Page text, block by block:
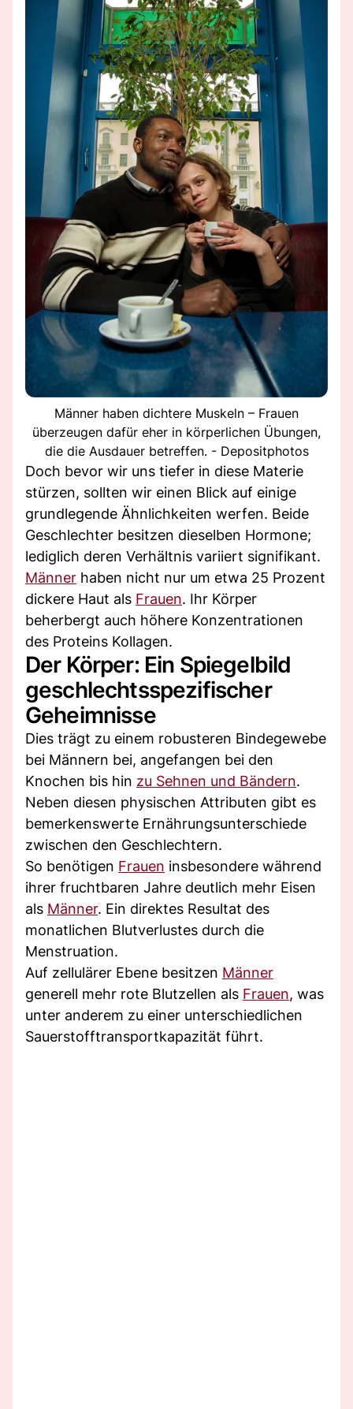
Männer haben dichtere Muskeln – Frauen
überzeugen dafür eher in körperlichen Übungen,
die die Ausdauer betreffen. - Depositphotos
Doch bevor wir uns tiefer in diese Materie
stürzen, sollten wir einen Blick auf einige
grundlegende Ähnlichkeiten werfen. Beide
Geschlechter besitzen dieselben Hormone;
lediglich deren Verhältnis variiert signifikant.
Männer haben nicht nur um etwa 25 Prozent
dickere Haut als Frauen. Ihr Körper
beherbergt auch höhere Konzentrationen
des Proteins Kollagen.
Der Körper: Ein Spiegelbild
geschlechtsspezifischer
Geheimnisse
Dies trägt zu einem robusteren Bindegewebe
bei Männern bei, angefangen bei den
Knochen bis hin zu Sehnen und Bändern.
Neben diesen physischen Attributen gibt es
bemerkenswerte Ernährungsunterschiede
zwischen den Geschlechtern.
So benötigen Frauen insbesondere während
ihrer fruchtbaren Jahre deutlich mehr Eisen
als Männer. Ein direktes Resultat des
monatlichen Blutverlustes durch die
Menstruation.
Auf zellulärer Ebene besitzen Männer
generell mehr rote Blutzellen als Frauen, was
unter anderem zu einer unterschiedlichen
Sauerstofftransportkapazität führt.